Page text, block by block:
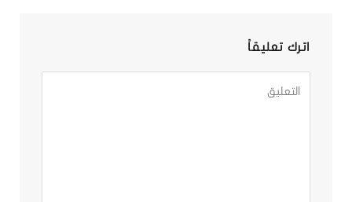
اترك تعليقاً